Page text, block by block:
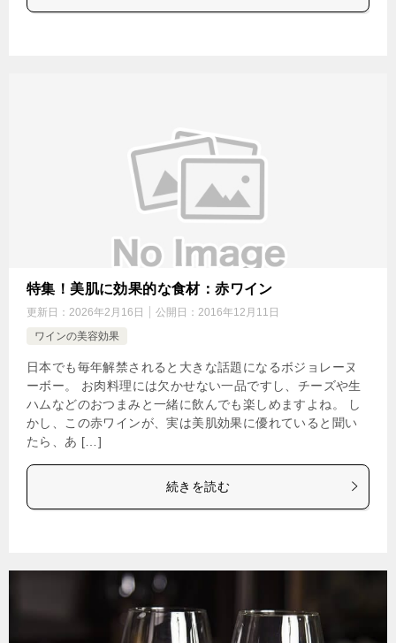
特集！美肌に効果的な食材：赤ワイン
更新日： 2026年2月16日 公開日： 2016年12月11日
ワインの美容効果
日本でも毎年解禁されると大きな話題になるボジョレーヌ
ーボー。 お肉料理には欠かせない一品ですし、チーズや生
ハムなどのおつまみと一緒に飲んでも楽しめますよね。 し
かし、この赤ワインが、実は美肌効果に優れていると聞い
たら、あ […]
続きを読む